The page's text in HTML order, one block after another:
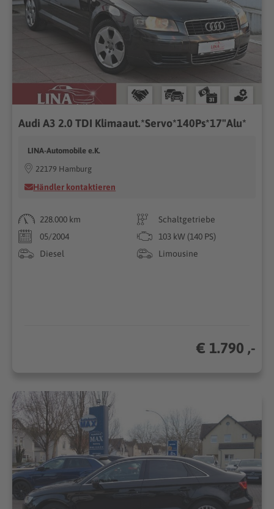
Audi A3 2.0 TDI Klimaaut.*Servo*140Ps*17"Alu*
LINA-Automobile e.K.
22179 Hamburg
Händler kontaktieren
228.000 km
Schaltgetriebe
05/2004
103 kW (140 PS)
Diesel
Limousine
€ 1.790 ,-